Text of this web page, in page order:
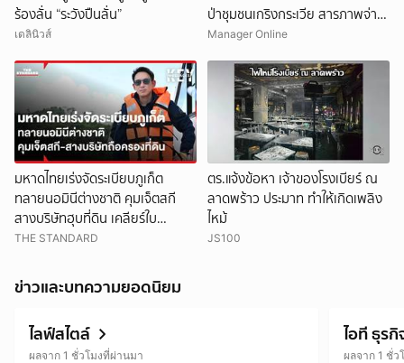
ร้องลั่น “ระวังปืนลั่น”
เดลินิวส์
ป่าชุมชนเกริงกระเวีย สารภาพจ่าย
ค่านายหน้าสูงสุด 4.5 หมื่นบาท
Manager Online
มหาดไทยเร่งจัดระเบียบภูเก็ต
ทลายนอมินีต่างชาติ คุมเจ็ตสกี
สางบริษัทฮุบที่ดิน เคลียร์ใบ
อนุญาตโรงแรมค้าง 7 ปี
THE STANDARD
ตร.แจ้งข้อหา เจ้าของโรงเบียร์ ณ
ลาดพร้าว ประมาท ทำให้เกิดเพลิง
ไหม้
JS100
ข่าวและบทความยอดนิยม
ไลฟ์สไตล์
ผลจาก 1 ชั่วโมงที่ผ่านมา
ไอที ธุรกิ
ผลจาก 1 ชั่